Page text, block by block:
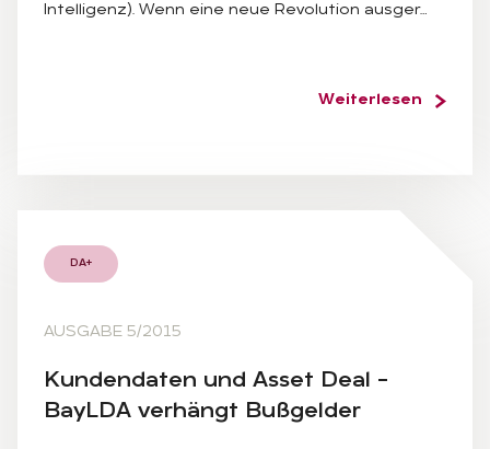
Intelligenz). Wenn eine neue Revolution ausger…
Weiterlesen
DA+
AUSGABE 5/2015
Kun­den­da­ten und As­set Deal –
BayL­DA ver­hängt Buß­gel­der